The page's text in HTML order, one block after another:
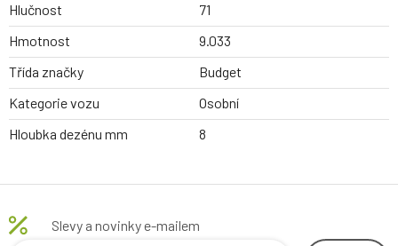
Hlučnost
71
Hmotnost
9.033
Třída značky
Budget
Kategorie vozu
Osobní
Hloubka dezénu mm
8
Slevy a novinky e-mailem